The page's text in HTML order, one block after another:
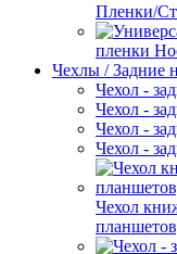
Пленки/
пленки
Чехлы / Задние
Чехол -
Чехол -
Чехол -
Чехол -
Чехол